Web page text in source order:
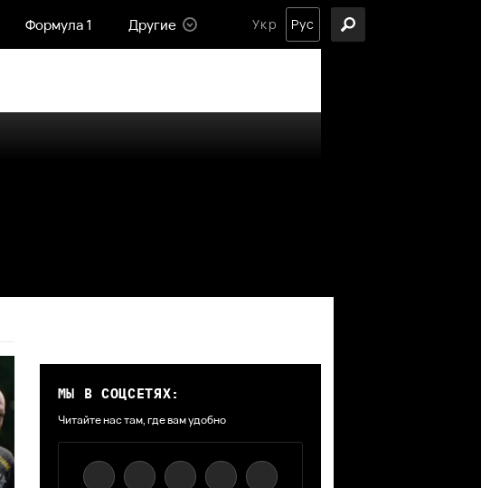
Формула 1 Другие Укр Рус
МЫ В СОЦСЕТЯХ:
Читайте нас там, где вам удобно